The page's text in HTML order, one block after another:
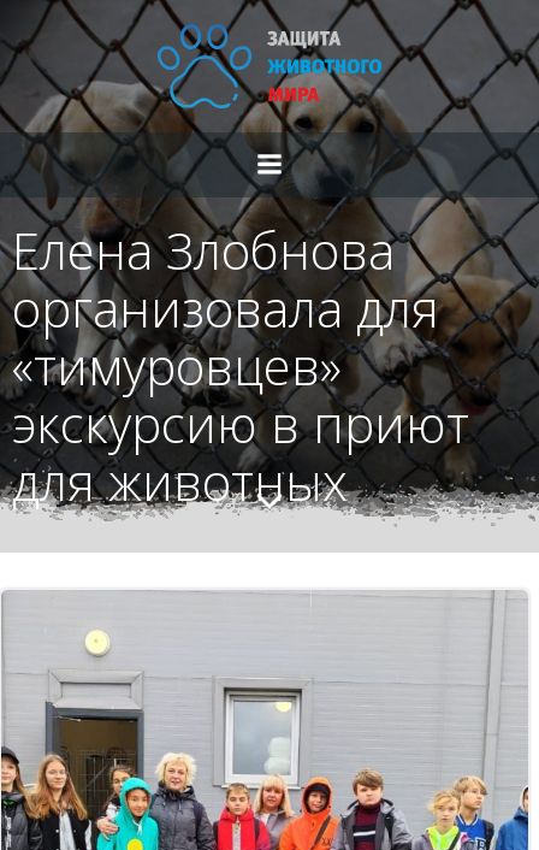
Перейти
к
содержимому
Елена Злобнова
организовала для
«тимуровцев»
экскурсию в приют
для животных